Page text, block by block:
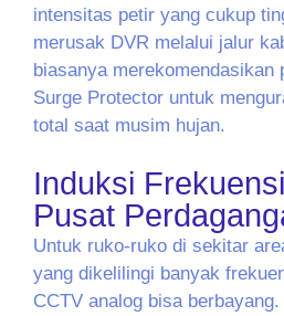
intensitas petir yang cukup
merusak DVR melalui jalur
biasanya merekomendasikan
Surge Protector untuk
total saat musim hujan.
Induksi
Pusat
Untuk ruko-ruko di sekitar
yang dikelilingi banyak
CCTV analog bisa